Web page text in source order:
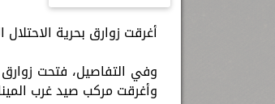
أغرقت زوارق بحرية
وفي التفاصيل، فتحت زوارق
وأغرقت مركب صيد غرب